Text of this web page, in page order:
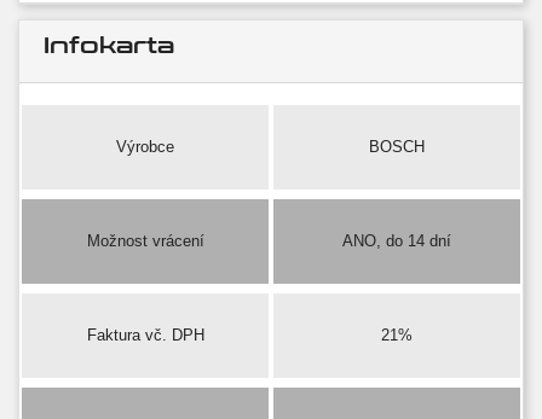
Infokarta
Výrobce BOSCH
Možnost vrácení ANO, do 14 dní
Faktura vč. DPH 21%